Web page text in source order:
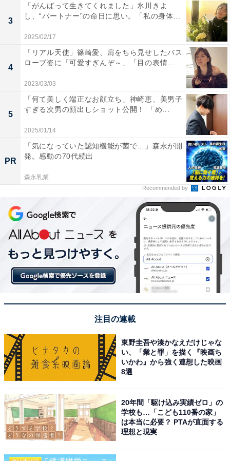
3
「がんばって生きてくれました」氷川きよ
し、“パートナー”の命日に思い。「私の身体...
2025/02/17
4
「リアル天使」篠崎愛、肩をちら見せしたバス
ローブ姿に「可愛すぎんぞ～」「目の表情...
2023/03/03
5
「何て美しく端正なお顔立ち」神崎恵、美男子
すぎる次男の顔出しショット公開！ 「め...
2025/01/14
PR
「気になっていた認知機能が菌で…」森永が開
発。感動の70代続出
森永乳業
Recommended by
注目の連載
東野圭吾や湊かなえだけじゃな
い、「業と罪」を描く『映画ち
いかわ』から強く連想した映画
8選
20年間「駆け込み実績ゼロ」の
学校も…「こども110番の家」
は本当に必要？ PTAが直面する
理想と現実